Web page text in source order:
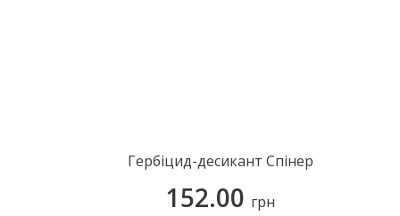
Гербіцид-десикант Спінер
152.00 грн